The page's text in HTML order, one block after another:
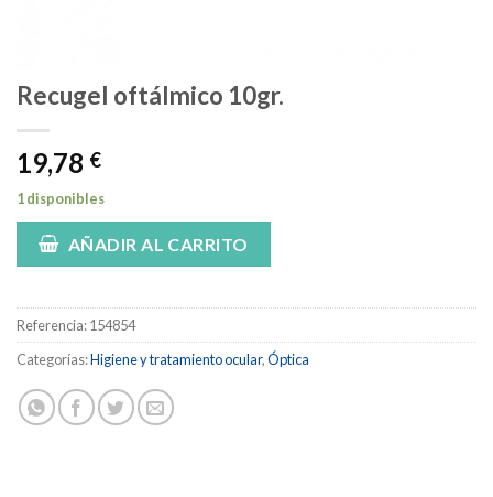
Recugel oftálmico 10gr.
19,78 €
1 disponibles
AÑADIR AL CARRITO
Referencia:154854
Categorías:Higiene y tratamiento ocular,Óptica